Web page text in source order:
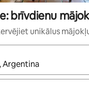
brīvdienu
unikālus
pieejami, izmantojiet